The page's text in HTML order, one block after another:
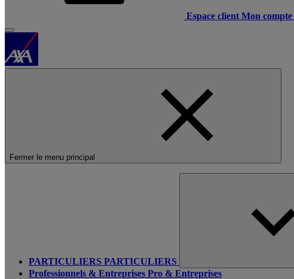
Espace client Mon compte
Fermer le menu principal
PARTICULIERS PARTICULIERS
Professionnels & Entreprises Pro & Entreprises